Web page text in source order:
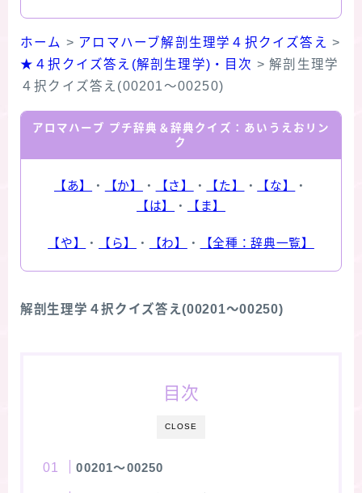
ホーム > アロマハーブ解剖生理学４択クイズ答え
>
★４択クイズ答え(解剖生理学)・目次 >解剖生理学
４択クイズ答え(00201～00250)
アロマハーブ プチ辞典＆辞典クイズ：あいうえおリン
ク
【あ】 ・ 【か】 ・ 【さ】 ・ 【た】 ・ 【な】
・
【は】
・ 【ま】
【や】 ・ 【ら】 ・ 【わ】 ・ 【全種：辞典一覧】
解剖生理学４択クイズ答え(00201～00250)
CLOSE
目次
00201～00250